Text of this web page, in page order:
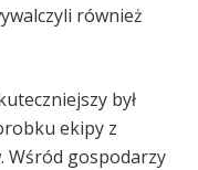
również
był
ekipy z
Wśród gospodarzy